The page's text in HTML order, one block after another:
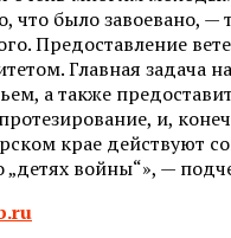
что было завоевано,
Предоставление
Главная задача
а также
и,
крае действуют
„детях войны“», —